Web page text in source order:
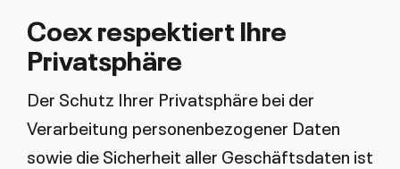
Coex respektiert Ihre
Privatsphäre
Der Schutz Ihrer Privatsphäre bei der
Verarbeitung personenbezogener Daten
sowie die Sicherheit aller Geschäftsdaten ist